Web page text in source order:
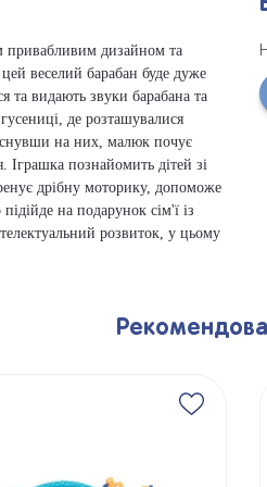
привабливим дизайном та
веселий барабан буде дуже
та видають звуки барабана та
де розташувалися
на них, малюк почує
Іграшка познайомить дітей зі
дрібну моторику, допоможе
на подарунок сім'ї із
розвиток, у цьому